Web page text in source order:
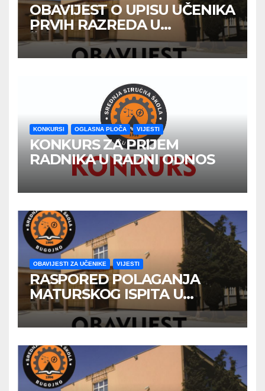
OBAVIJEST O UPISU UČENIKA
PRVIH RAZREDA U
ŠKOLSKOJ 2026/2027
GODINE
KONKURSI OGLASNA PLOČA VIJESTI
KONKURS ZA PRIJEM
RADNIKA U RADNI ODNOS
OBAVIJESTI ZA UČENIKE VIJESTI
RASPORED POLAGANJA
MATURSKOG ISPITA U
JUNSKOM ISPITNOM ROKU